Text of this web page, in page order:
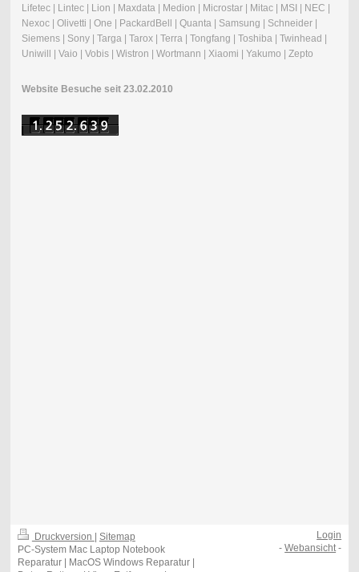
Lifetec | Lintec | Lion | Maxdata | Medion | Microstar | Mitac | MSI | NEC |
Nexoc | Olivetti | One | PackardBell | Quanta | Samsung | Schneider |
Siemens | Sony | Targa | Tarox | Terra | Tongfang | Toshiba | Twinhead |
Uniwill | Vaio | Vobis | Wistron | Wortmann | Xiaomi | Yakumo | Zepto
Website Besuche seit 23.02.2010
Druckversion | Sitemap
PC-System Mac Laptop Notebook
Reparatur | MacOS Windows Reparatur |
Login
-Webansicht -